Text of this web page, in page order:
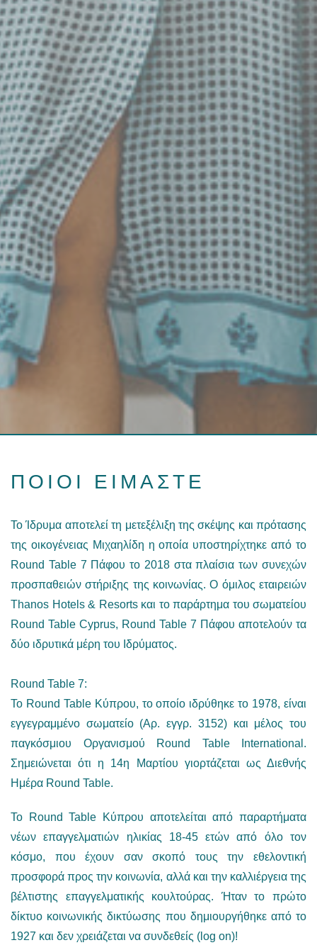
ΠΟΙΟΙ ΕΙΜΑΣΤΕ
Το Ίδρυμα αποτελεί τη μετεξέλιξη της σκέψης και πρότασης
της οικογένειας Μιχαηλίδη η οποία υποστηρίχτηκε από το
Round Table 7 Πάφου το 2018 στα πλαίσια των συνεχών
προσπαθειών στήριξης της κοινωνίας. O όμιλος εταιρειών
Thanos Hotels & Resorts και το παράρτημα του σωματείου
Round Table Cyprus, Round Table 7 Πάφου αποτελούν τα
δύο ιδρυτικά μέρη του Ιδρύματος.
Round Table 7:
Το Round Table Κύπρου, το οποίο ιδρύθηκε το 1978, είναι
εγγεγραμμένο σωματείο (Αρ. εγγρ. 3152) και μέλος του
παγκόσμιου Οργανισμού Round Table International.
Σημειώνεται ότι η 14η Μαρτίου γιορτάζεται ως Διεθνής
Ημέρα Round Table.
To Round Table Κύπρου αποτελείται από παραρτήματα
νέων επαγγελματιών ηλικίας 18-45 ετών από όλο τον
κόσμο, που έχουν σαν σκοπό τους την εθελοντική
προσφορά προς την κοινωνία, αλλά και την καλλιέργεια της
βέλτιστης επαγγελματικής κουλτούρας. Ήταν το πρώτο
δίκτυο κοινωνικής δικτύωσης που δημιουργήθηκε από το
1927 και δεν χρειάζεται να συνδεθείς (log on)!